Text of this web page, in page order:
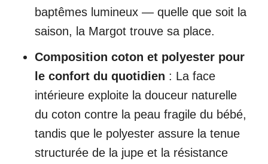
baptêmes lumineux — quelle que soit la
saison, la Margot trouve sa place.
Composition coton et polyester pour
le confort du quotidien : La face
intérieure exploite la douceur naturelle
du coton contre la peau fragile du bébé,
tandis que le polyester assure la tenue
structurée de la jupe et la résistance